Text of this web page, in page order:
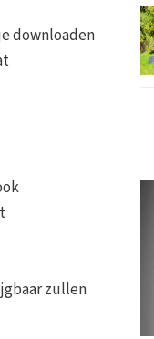
downloaden
zullen